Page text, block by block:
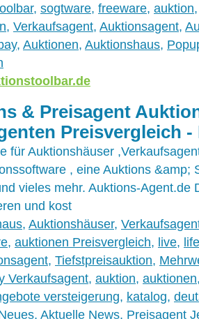
, sogtware, freeware, auktion
, Verkaufsagent, Auktionsagent,
, Auktionen, Auktionshaus,
& Preisagent
Preisvergleich -
für Auktionshäuser
, eine Auktions &amp;
vieles mehr. Auktions-Agent.de
und kost
, Auktionshäuser,
, auktionen Preisvergleich, live, life
, Tiefstpreisauktion,
Verkaufsagent, auktion, auktionen
versteigerung, katalog,
, Aktuelle News, Preisagent